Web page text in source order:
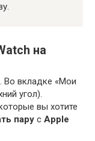
на
. Во вкладке «Мои
угол).
вы хотите
пару с Apple